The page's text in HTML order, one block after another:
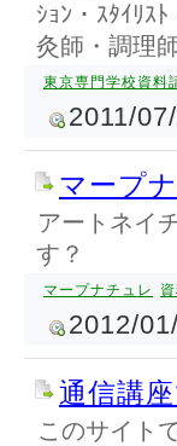
ｼｮﾝ・ｽﾀｲﾘｽ
灸師・調理
東京専門学校資料
2011/
マープ
アートネイ
す？
マープナチュレ
2012/
通信講
このサイト